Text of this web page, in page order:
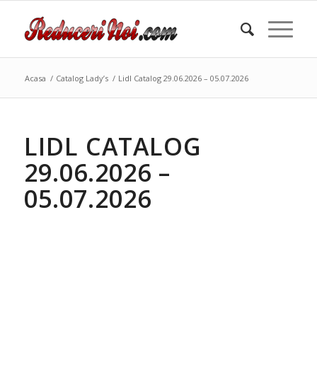
Acasa / Catalog Lady’s / Lidl Catalog 29.06.2026 – 05.07.2026
LIDL CATALOG
29.06.2026 –
05.07.2026